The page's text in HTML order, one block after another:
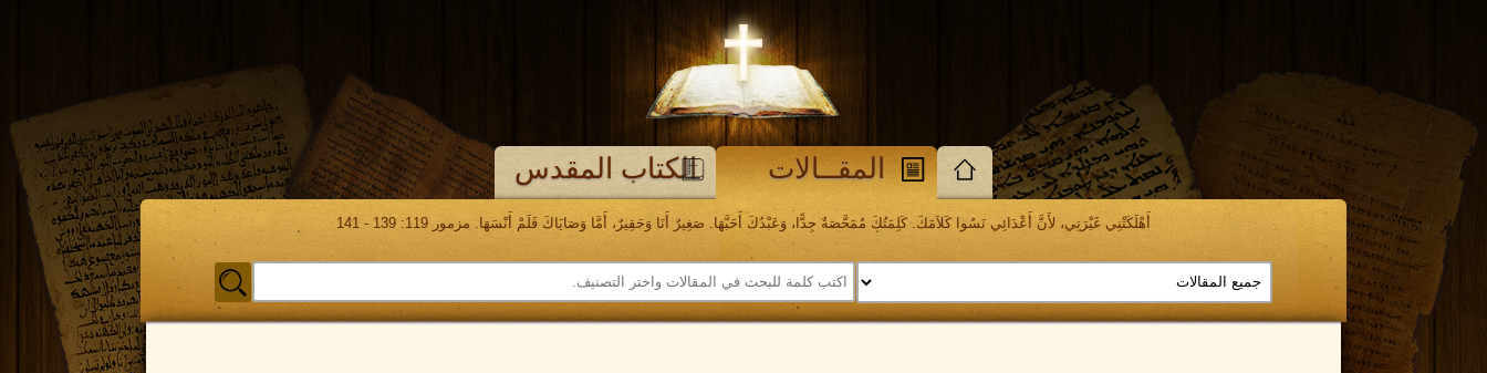
المقــالات الكتاب المقدس
أَهْلَكَتْنِي غَيْرَتِي، لأَنَّ أَعْدَائِي نَسُوا كَلاَمَكَ. كَلِمَتُكَ مُمَحَّصَةٌ جِدًّا، وَعَبْدُكَ أَحَبَّهَا. صَغِيرٌ أَنَا وَحَقِيرٌ، أَمَّا وَصَايَاكَ فَلَمْ أَنْسَهَا. مزمور 119: 139 - 141